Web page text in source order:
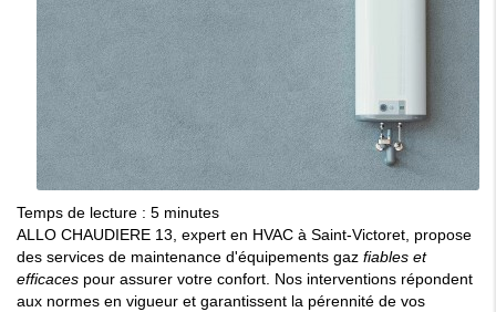
Temps de lecture : 5 minutes
ALLO CHAUDIERE 13, expert en HVAC à Saint-Victoret, propose
des services de maintenance d'équipements gaz fiables et
efficaces pour assurer votre confort. Nos interventions répondent
aux normes en vigueur et garantissent la pérennité de vos